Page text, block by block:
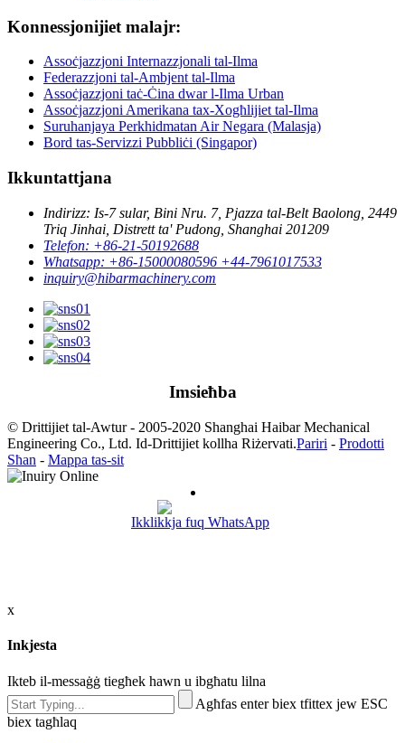
Konnessjonijiet malajr:
Assoċjazzjoni Internazzjonali tal-Ilma
Federazzjoni tal-Ambjent tal-Ilma
Assoċjazzjoni taċ-Ċina dwar l-Ilma Urban
Assoċjazzjoni Amerikana tax-Xogħlijiet tal-Ilma
Suruhanjaya Perkhidmatan Air Negara (Malasja)
Bord tas-Servizzi Pubbliċi (Singapor)
Ikkuntattjana
Indirizz: Is-7 sular, Bini Nru. 7, Pjazza tal-Belt Baolong, 2449
Triq Jinhai, Distrett ta' Pudong, Shanghai 201209
Telefon: +86-21-50192688
Whatsapp: +86-15000080596 +44-7961017533
inquiry@hibarmachinery.com
Imsieħba
© Drittijiet tal-Awtur - 2005-2020 Shanghai Haibar Mechanical
Engineering Co., Ltd. Id-Drittijiet kollha Riżervati.Pariri - Prodotti
Sħan - Mappa tas-sit
Ikklikkja fuq WhatsApp
x
Inkjesta
Ikteb il-messaġġ tiegħek hawn u ibgħatu lilna
Agħfas enter biex tfittex jew ESC
biex tagħlaq